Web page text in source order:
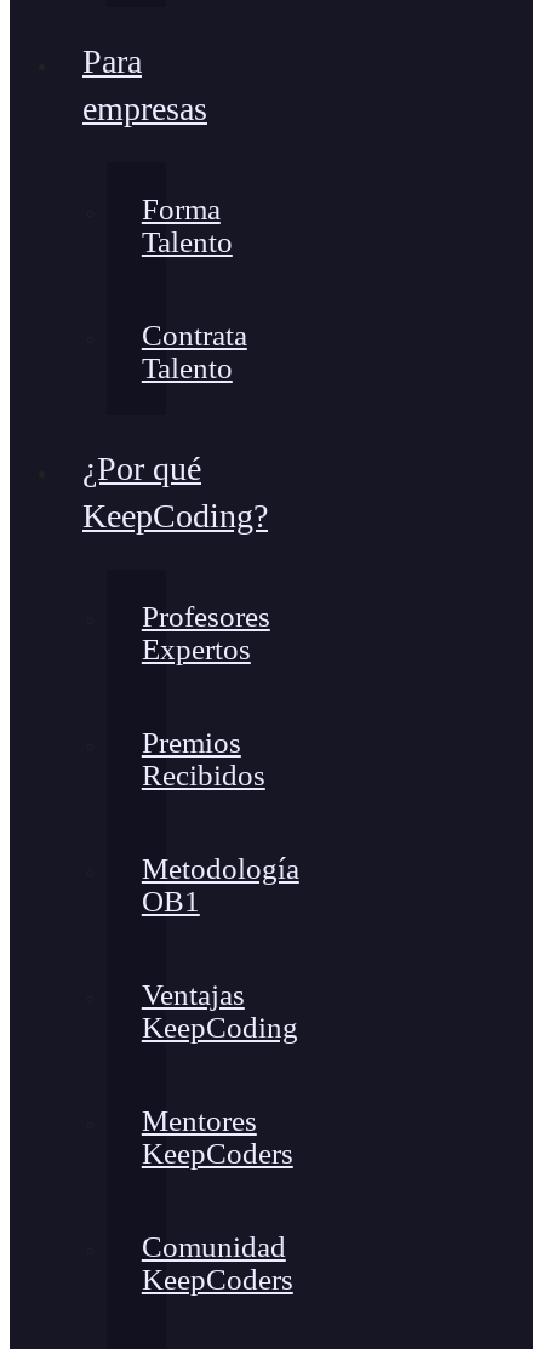
Para
empresas
Forma
Talento
Contrata
Talento
¿Por qué
KeepCoding?
Profesores
Expertos
Premios
Recibidos
Metodología
OB1
Ventajas
KeepCoding
Mentores
KeepCoders
Comunidad
KeepCoders